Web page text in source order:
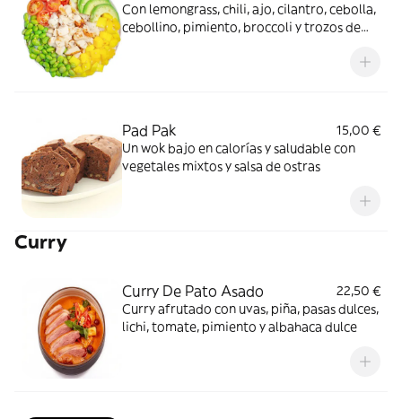
Con lemongrass, chili, ajo, cilantro, cebolla,
cebollino, pimiento, broccoli y trozos de
Pad Pak
15,00 €
Un wok bajo en calorías y saludable con
vegetales mixtos y salsa de ostras
Curry
Curry De Pato Asado
22,50 €
Curry afrutado con uvas, piña, pasas dulces,
lichi, tomate, pimiento y albahaca dulce